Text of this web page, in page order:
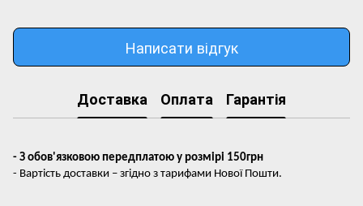
Написати відгук
Доставка Оплата Гарантія
- З обов'язковою передплатою у розмірі 150грн
- Вартість доставки – згідно з тарифами Нової Пошти.